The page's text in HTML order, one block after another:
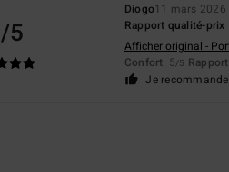
/5
Diogo11 mars 2026
Rapport qualité-prix
Afficher original -
Confort: 5/5
Je